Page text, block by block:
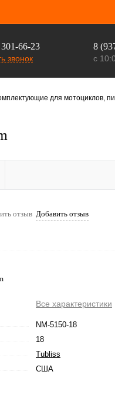
66-23
звонок
8
с
для мотоциклов,
Добавить отзыв
Все характеристики
NM-5150-18
18
Tubliss
США